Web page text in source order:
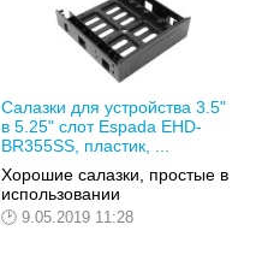
Салазки для устройства 3.5"
в 5.25" слот Espada EHD-
BR355SS, пластик, ...
Хорошие салазки, простые в
использовании
9.05.2019 11:28